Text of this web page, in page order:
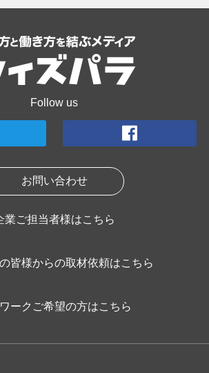
Follow us
お問い合わせ
業ご担当者様はこちら
皆様からの取材依頼はこちら
ークご希望の方はこちら